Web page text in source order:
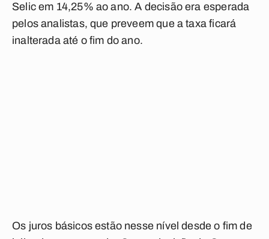
Selic em 14,25% ao ano. A decisão era esperada
pelos analistas, que preveem que a taxa ficará
inalterada até o fim do ano.
Os juros básicos estão nesse nível desde o fim de